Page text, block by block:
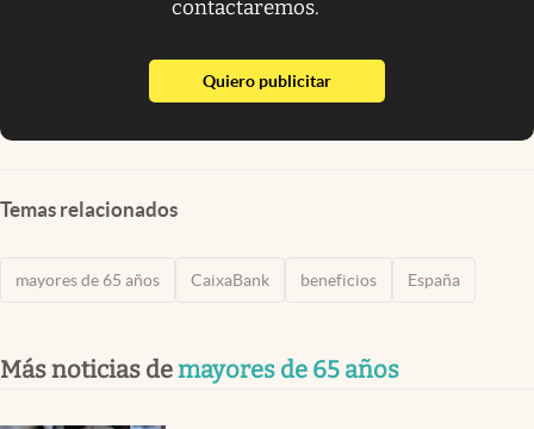
contactaremos.
Quiero publicitarabre en nueva pestaña
Temas relacionados
mayores de 65 años CaixaBank beneficios España
Más noticias demayores de 65 años